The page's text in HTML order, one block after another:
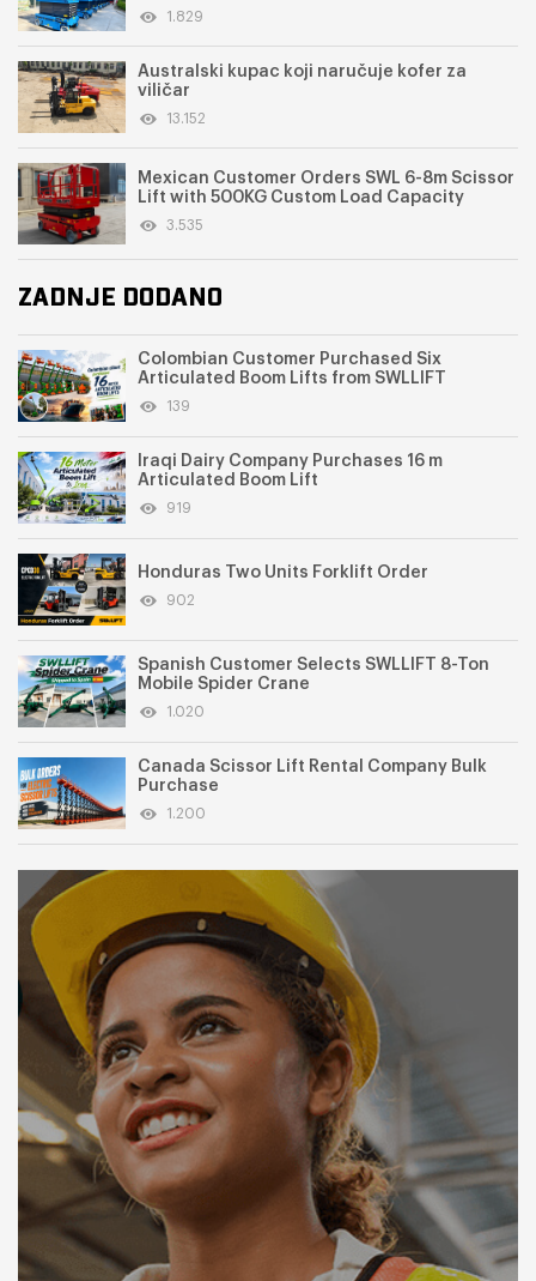
1.829
Australski kupac koji naručuje kofer za
viličar
13.152
Mexican Customer Orders SWL 6-8m Scissor
Lift with 500KG Custom Load Capacity
3.535
ZADNJE DODANO
Colombian Customer Purchased Six
Articulated Boom Lifts from SWLLIFT
139
Iraqi Dairy Company Purchases 16 m
Articulated Boom Lift
919
Honduras Two Units Forklift Order
902
Spanish Customer Selects SWLLIFT 8-Ton
Mobile Spider Crane
1.020
Canada Scissor Lift Rental Company Bulk
Purchase
1.200